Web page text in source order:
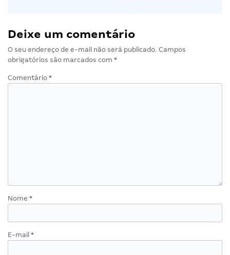
Deixe um comentário
O seu endereço de e-mail não será publicado. Campos
obrigatórios são marcados com *
Comentário *
Nome *
E-mail *